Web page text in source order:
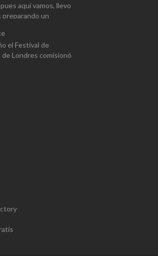
aquí vamos, llevo
preparando un
a este paso sera
personal). Se trata
el Festival de
de Londres comisionó